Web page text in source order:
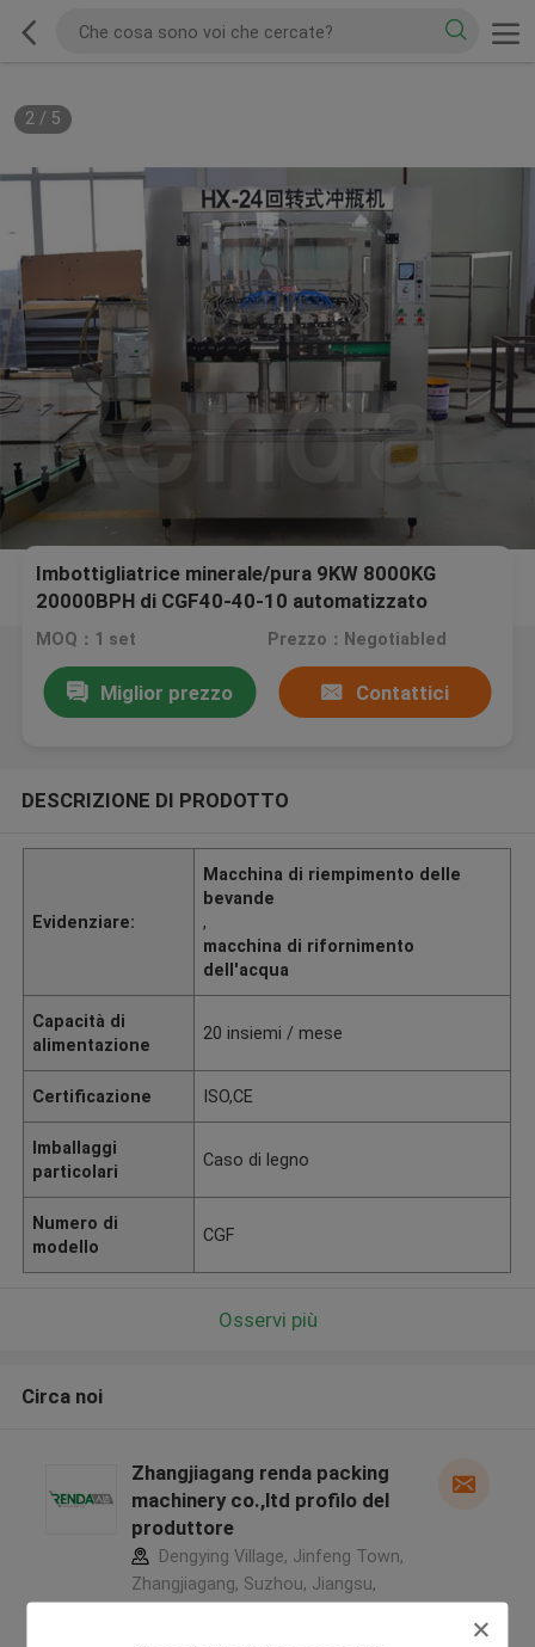
2/ 5
Imbottigliatrice minerale/pura 9KW 8000KG
20000BPH di CGF40-40-10 automatizzato
dell'acqua
MOQ：1 set Prezzo：Negotiabled
Miglior prezzo Contattici
DESCRIZIONE DI PRODOTTO
Evidenziare:
Macchina di riempimento delle
bevande
,
macchina di rifornimento
dell'acqua
Capacità di
alimentazione
20 insiemi / mese
Certificazione ISO,CE
Imballaggi
particolari
Caso di legno
Numero di
modello
CGF
Osservi più
Circa noi
Zhangjiagang renda packing
machinery co.,ltd profilo del
produttore
Dengying Village, Jinfeng Town,
Zhangjiagang, Suzhou, Jiangsu,